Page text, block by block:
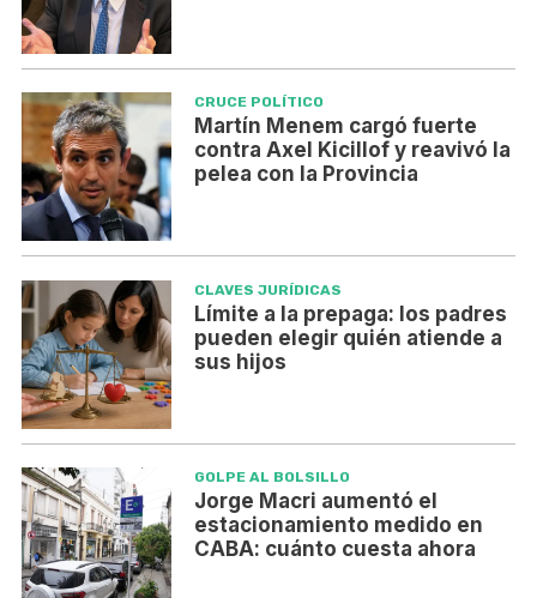
CRUCE POLÍTICO
Martín Menem cargó fuerte
contra Axel Kicillof y reavivó la
pelea con la Provincia
CLAVES JURÍDICAS
Límite a la prepaga: los padres
pueden elegir quién atiende a
sus hijos
GOLPE AL BOLSILLO
Jorge Macri aumentó el
estacionamiento medido en
CABA: cuánto cuesta ahora